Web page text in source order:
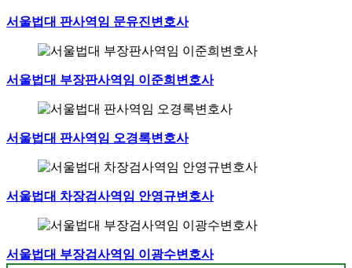
서울법대 판사역임 문유진변호사
서울법대 부장판사역임 이준희변호사
서울법대 판사역임 오경록변호사
서울법대 차장검사역임 안영규변호사
서울법대 부장검사역임 이광수변호사